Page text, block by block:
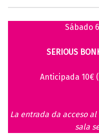
2
3
0
M
r
v
l
s
Sábado
SERIOUS
Anticipada 10€ (
La entrada da acceso
sala